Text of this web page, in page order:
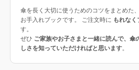
傘を長く大切に使うためのコツをまとめた
お手入れブックです。 ご注文時に もれなく
す。
ぜひ ご家族やお子さまと一緒に読んで、傘
しさを知っていただければと思います。